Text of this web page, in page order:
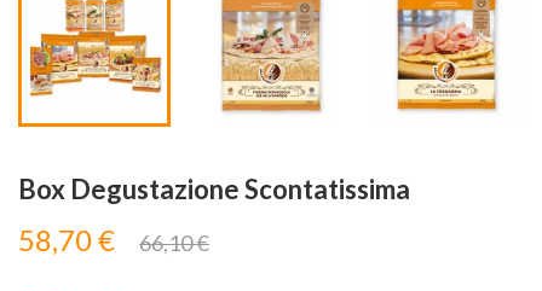
Box Degustazione Scontatissima
58,70 € 66,10 €